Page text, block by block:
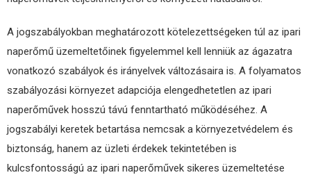
A jogszabályokban meghatározott kötelezettségeken túl az ipari
naperőmű üzemeltetőinek figyelemmel kell lenniük az ágazatra
vonatkozó szabályok és irányelvek változásaira is. A folyamatos
szabályozási környezet adapciója elengedhetetlen az ipari
naperőművek hosszú távú fenntartható működéséhez. A
jogszabályi keretek betartása nemcsak a környezetvédelem és
biztonság, hanem az üzleti érdekek tekintetében is
kulcsfontosságú az ipari naperőművek sikeres üzemeltetése